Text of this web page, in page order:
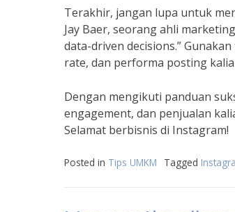
Terakhir, jangan lupa untuk
Jay Baer, seorang ahli
data-driven decisions.”
rate, dan performa posting
Dengan mengikuti panduan
engagement, dan penjualan
Selamat berbisnis di Instagram!
Posted in Tips UMKM Tagged